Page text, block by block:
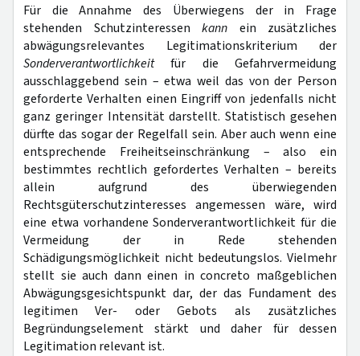
Für die Annahme des Überwiegens der in Frage
stehenden Schutzinteressen kann ein zusätzliches
abwägungsrelevantes Legitimationskriterium der
Sonderverantwortlichkeitfür die Gefahrvermeidung
ausschlaggebend sein – etwa weil das von der Person
geforderte Verhalten einen Eingriff von jedenfalls nicht
ganz geringer Intensität darstellt. Statistisch gesehen
dürfte das sogar der Regelfall sein. Aber auch wenn eine
entsprechende Freiheitseinschränkung – also ein
bestimmtes rechtlich gefordertes Verhalten – bereits
allein aufgrund des überwiegenden
Rechtsgüterschutzinteresses angemessen wäre, wird
eine etwa vorhandene Sonderverantwortlichkeit für die
Vermeidung der in Rede stehenden
Schädigungsmöglichkeit nicht bedeutungslos. Vielmehr
stellt sie auch dann einen in concreto maßgeblichen
Abwägungsgesichtspunkt dar, der das Fundament des
legitimen Ver- oder Gebots als zusätzliches
Begründungselement stärkt und daher für dessen
Legitimation relevant ist.